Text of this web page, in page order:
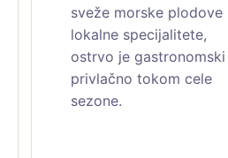
sveže morske plodove
lokalne specijalitete,
ostrvo je gastronomski
privlačno tokom cele
sezone.